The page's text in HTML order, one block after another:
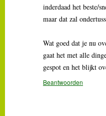
inderdaad het beste/
maar dat zal
Wat goed dat je nu
gaat het met alle
gespot en het blijkt
Beantwoorden